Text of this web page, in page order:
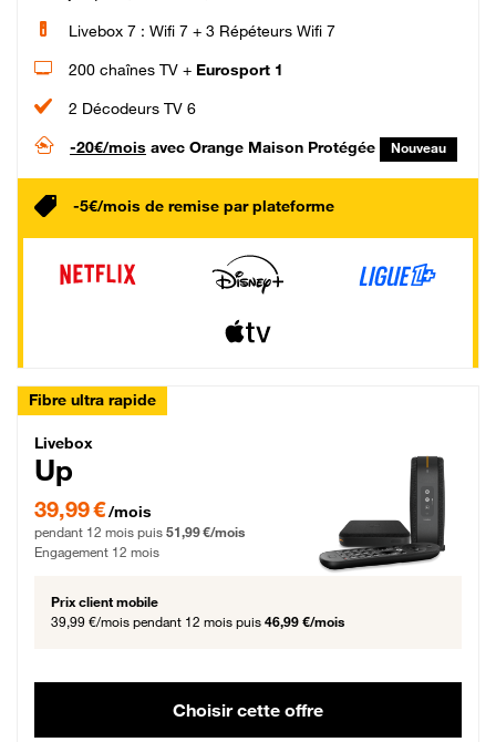
Livebox 7 : Wifi 7 + 3 Répéteurs Wifi 7
200 chaînes TV + Eurosport 1
2 Décodeurs TV 6
-20€/mois avec Orange Maison Protégée Nouveau
-5€/mois de remise par plateforme
Fibre ultra rapide
Livebox Up Fibre
Livebox
Up
39,99 € par mois pendant 12 mois puis 51,99 € par mois, Engagement 12 mois
39,99 €/mois
pendant 12 mois puis 51,99 €/mois
Engagement 12 mois
Prix client mobile
39,99 €/mois pendant 12 mois puis 46,99 €/mois
Choisir cette offre